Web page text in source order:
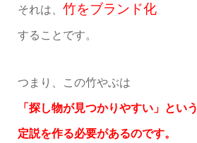
それは、 竹をブランド化
することです。
つまり、この竹やぶは
「探し物が見つかりやすい」という
定説を作る必要があるのです。